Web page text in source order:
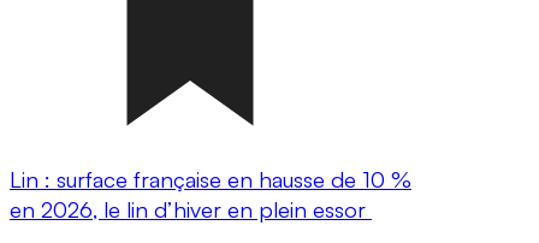
Lin : surface française en hausse de 10 %
en 2026, le lin d’hiver en plein essor